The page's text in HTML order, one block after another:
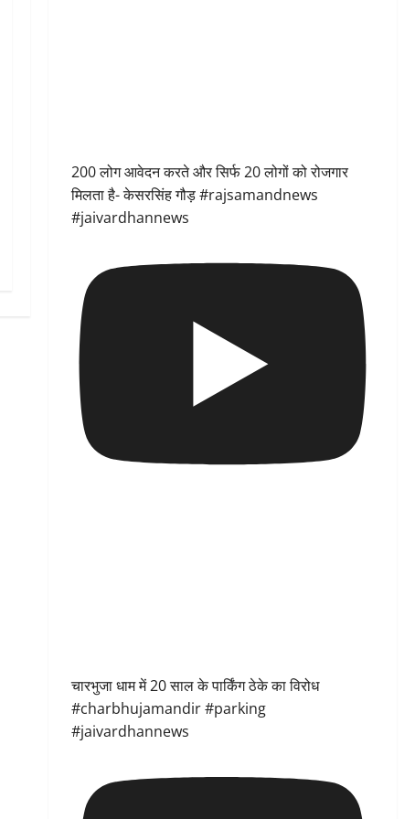
200 लोग आवेदन करते और सिर्फ 20 लोगों को रोजगार
मिलता है- केसरसिंह गौड़ #rajsamandnews
#jaivardhannews
चारभुजा धाम में 20 साल के पार्किंग ठेके का विरोध
#charbhujamandir #parking
#jaivardhannews